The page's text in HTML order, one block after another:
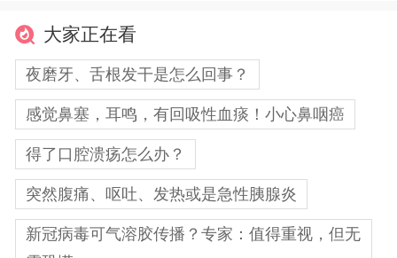
大家正在看
夜磨牙、舌根发干是怎么回事？
感觉鼻塞，耳鸣，有回吸性血痰！小心鼻咽癌
得了口腔溃疡怎么办？
突然腹痛、呕吐、发热或是急性胰腺炎
新冠病毒可气溶胶传播？专家：值得重视，但无